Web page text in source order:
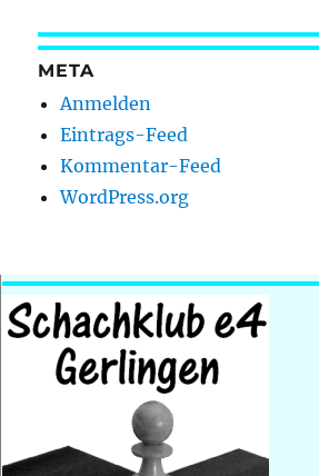
META
Anmelden
Eintrags-Feed
Kommentar-Feed
WordPress.org